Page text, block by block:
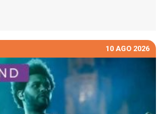
10 AGO 2026